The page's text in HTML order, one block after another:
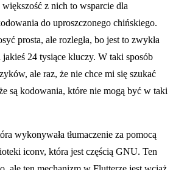
z nich to wsparcie dla
do uproszczonego chińskiego.
prosta, ale rozległa, bo jest to zwykła
24 tysiące kluczy. W taki sposób
ale raz, że nie chce mi się szukać
są kodowania, które nie mogą być w taki
wykonywała tłumaczenie za pomocą
iconv, która jest częścią GNU. Ten